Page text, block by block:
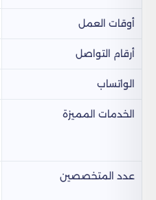
أوقات العمل
أرقام التواصل
الواتساب
الخدمات المميزة
عدد المتخصصين